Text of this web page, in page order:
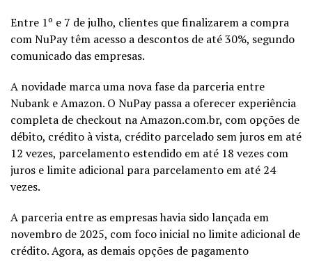
Entre 1º e 7 de julho, clientes que finalizarem a compra
com NuPay têm acesso a descontos de até 30%, segundo
comunicado das empresas.
A novidade marca uma nova fase da parceria entre
Nubank e Amazon. O NuPay passa a oferecer experiência
completa de checkout naAmazon.com.br, com opções de
débito, crédito à vista, crédito parcelado sem juros em até
12 vezes, parcelamento estendido em até 18 vezes com
juros e limite adicional para parcelamento em até 24
vezes.
A parceria entre as empresas havia sido lançada em
novembro de 2025, com foco inicial no limite adicional de
crédito. Agora, as demais opções de pagamento